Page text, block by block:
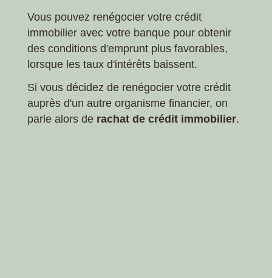
Vous pouvez renégocier votre crédit
immobilier avec votre banque pour obtenir
des conditions d'emprunt plus favorables,
lorsque les taux d'intérêts baissent.
Si vous décidez de renégocier votre crédit
auprès d'un autre organisme financier, on
parle alors de rachat de crédit immobilier.